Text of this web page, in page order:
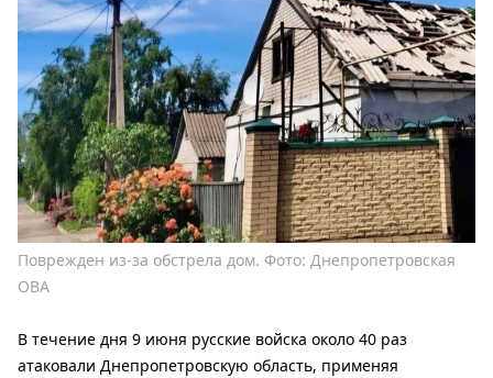
Поврежден из-за обстрела дом. Фото: Днепропетровская
ОВА
В течение дня 9 июня русские войска около 40 раз
атаковали Днепропетровскую область, применяя